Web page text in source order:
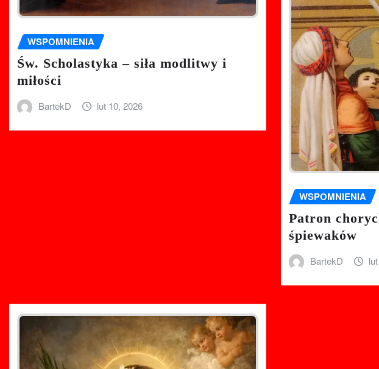
WSPOMNIENIA
Św. Scholastyka – siła modlitwy i
miłości
BartekD lut 10, 2026
WSPOMNIENIA
Patron
śpiewaków
BartekD